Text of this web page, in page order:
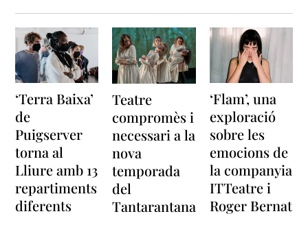
‘Terra Baixa’
de
Puigserver
torna al
Lliure amb 13
repartiments
diferents
Teatre
compromès i
necessari a la
nova
temporada
del
Tantarantana
‘Flam’, una
exploració
sobre les
emocions de
la companyia
ITTeatre i
Roger Bernat